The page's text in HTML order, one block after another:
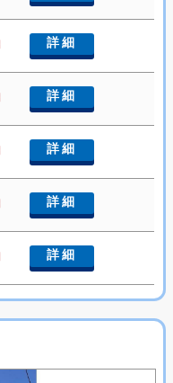
詳細
詳細
詳細
詳細
詳細